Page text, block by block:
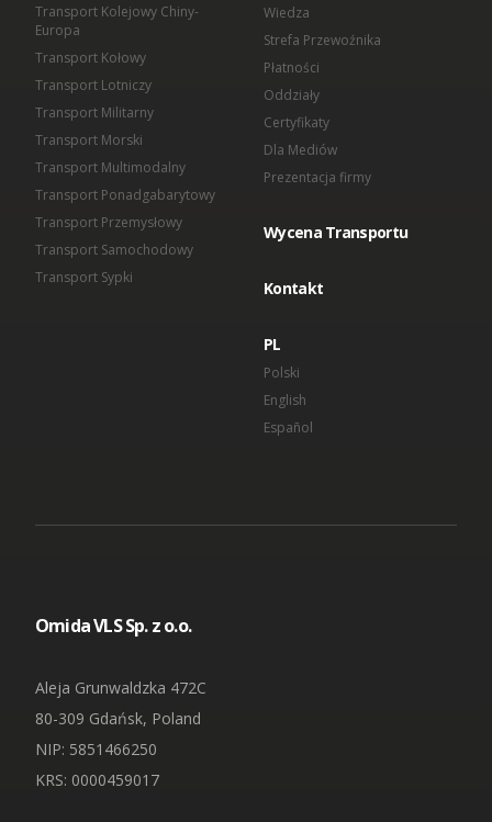
Transport Kolejowy Chiny-
Europa
Transport Kołowy
Transport Lotniczy
Transport Militarny
Transport Morski
Transport Multimodalny
Transport Ponadgabarytowy
Transport Przemysłowy
Transport Samochodowy
Transport Sypki
Wiedza
Strefa Przewoźnika
Płatności
Oddziały
Certyfikaty
Dla Mediów
Prezentacja firmy
Wycena Transportu
Kontakt
PL
Polski
English
Español
Omida VLS Sp. z o.o.
Aleja Grunwaldzka 472C
80-309 Gdańsk, Poland
NIP: 5851466250
KRS: 0000459017